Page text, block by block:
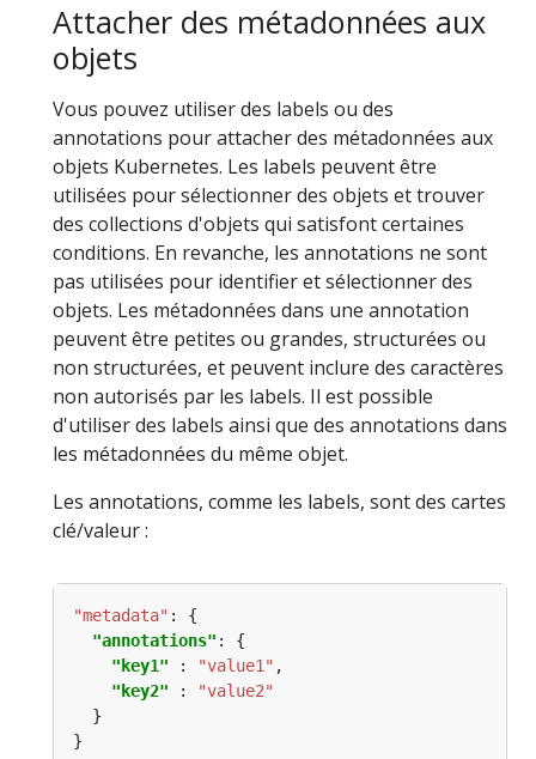
Attacher des métadonnées aux
objets
Vous pouvez utiliser des labels ou des
annotations pour attacher des métadonnées aux
objets Kubernetes. Les labels peuvent être
utilisées pour sélectionner des objets et trouver
des collections d'objets qui satisfont certaines
conditions. En revanche, les annotations ne sont
pas utilisées pour identifier et sélectionner des
objets. Les métadonnées dans une annotation
peuvent être petites ou grandes, structurées ou
non structurées, et peuvent inclure des caractères
non autorisés par les labels. Il est possible
d'utiliser des labels ainsi que des annotations dans
les métadonnées du même objet.
Les annotations, comme les labels, sont des cartes
clé/valeur :
"metadata" :
"annotations"
"key1" : "value1"
"key2" :
"value2"